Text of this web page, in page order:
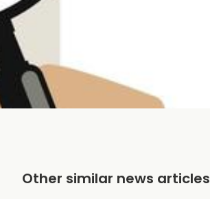
Other similar news articles